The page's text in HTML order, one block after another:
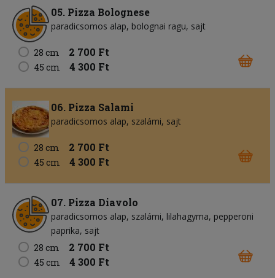
05. Pizza Bolognese
paradicsomos alap bolognai ragu sajt
28 cm 2 700 Ft
45 cm 4 300 Ft
06. Pizza Salami
paradicsomos alap szalámi sajt
28 cm 2 700 Ft
45 cm 4 300 Ft
07. Pizza Diavolo
paradicsomos alap szalámi lilahagyma pepperoni
paprika sajt
28 cm
2 700 Ft
45 cm 4 300 Ft